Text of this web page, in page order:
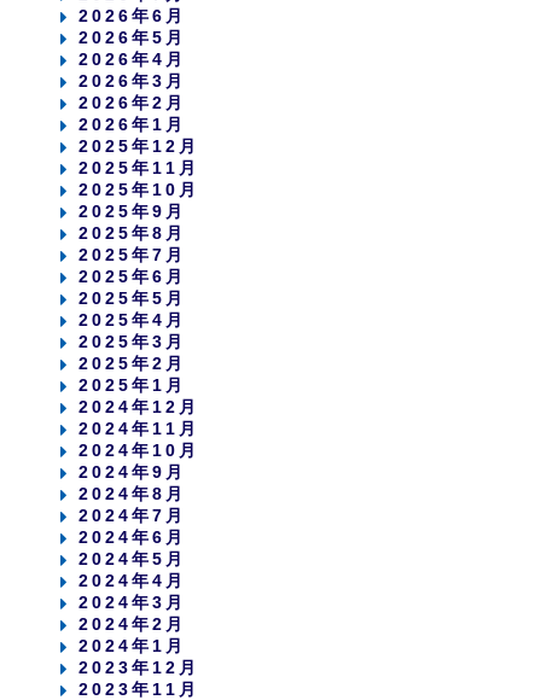
2026年6月
2026年5月
2026年4月
2026年3月
2026年2月
2026年1月
2025年12月
2025年11月
2025年10月
2025年9月
2025年8月
2025年7月
2025年6月
2025年5月
2025年4月
2025年3月
2025年2月
2025年1月
2024年12月
2024年11月
2024年10月
2024年9月
2024年8月
2024年7月
2024年6月
2024年5月
2024年4月
2024年3月
2024年2月
2024年1月
2023年12月
2023年11月